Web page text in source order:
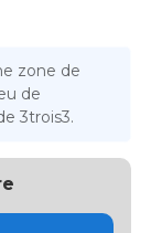
zone de
de
3trois3.